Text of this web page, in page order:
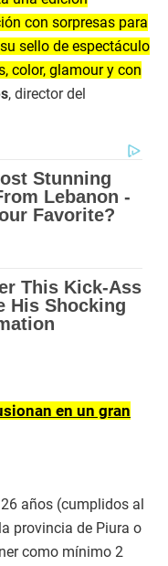
con sorpresas para
sello de espectáculo
color, glamour y con
, director del
en un gran
años (cumplidos al
provincia de Piura o
como mínimo 2